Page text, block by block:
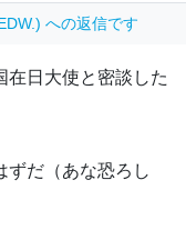
への返信です
在日大使と密談した
ずだ（あな恐ろし